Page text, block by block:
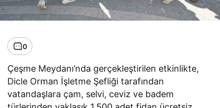
0
Çeşme Meydanı’nda gerçekleştirilen etkinlikte,
Dicle Orman İşletme Şefliği tarafından
vatandaşlara çam, selvi, ceviz ve badem